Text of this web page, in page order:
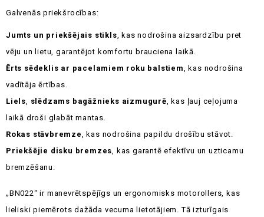
Galvenās priekšrocības:
Jumts un priekšējais stikls , kas nodrošina aizsardzību pret
vēju un lietu, garantējot komfortu brauciena laikā.
Ērts sēdeklis ar pacelamiem roku balstiem
, kas nodrošina
vadītāja ērtības.
Liels
slēdzams bagāžnieks aizmugurē , kas ļauj ceļojuma
laikā droši glabāt mantas.
Rokas stāvbremze
, kas nodrošina papildu drošību stāvot.
Priekšējie disku bremzes , kas garantē efektīvu un uzticamu
bremzēšanu.
„BN022“ ir manevrētspējīgs un ergonomisks motorollers, kas
lieliski piemērots dažāda vecuma lietotājiem. Tā izturīgais